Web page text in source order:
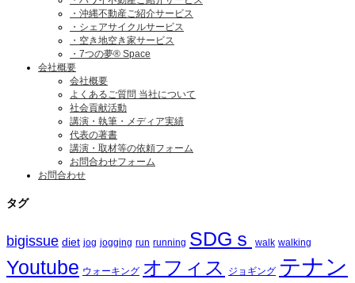
・沖縄不動産ご紹介サービス
・シェアサイクルサービス
・空き地空き家サービス
・7つの夢® Space
会社概要
会社概要
よくあるご質問 当社について
社会貢献活動
講演・執筆・メディア実績
代表の著書
講演・取材等の依頼フォーム
お問合わせフォーム
お問合わせ
タグ
bigissue diet jog jogging run running SDGｓ walk walking
Youtube ウォーキング オフィス ジョギング テナン